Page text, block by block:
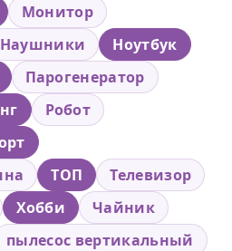
Монитор
Наушники
Ноутбук
Парогенератор
Робот
ТОП
Телевизор
Хобби
Чайник
пылесос вертикальный